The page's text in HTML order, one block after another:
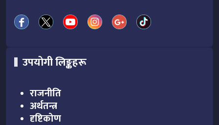
उपयोगी लिङ्कहरू
राजनीति
अर्थतन्त्र
दृष्टिकोण